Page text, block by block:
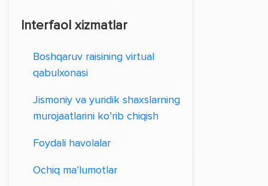
Interfaol xizmatlar
Boshqaruv raisining virtual
qabulxonasi
Jismoniy va yuridik shaxslarning
murojaatlarini ko’rib chiqish
Foydali havolalar
Ochiq ma’lumotlar